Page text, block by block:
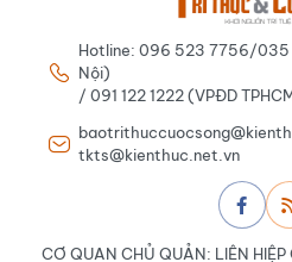
Hotline: 096 523 7756/035
Nội)
/ 091 122 1222 (VPĐD
tkts@kienthuc.net.vn
CƠ QUAN CHỦ QUẢN: LIÊN